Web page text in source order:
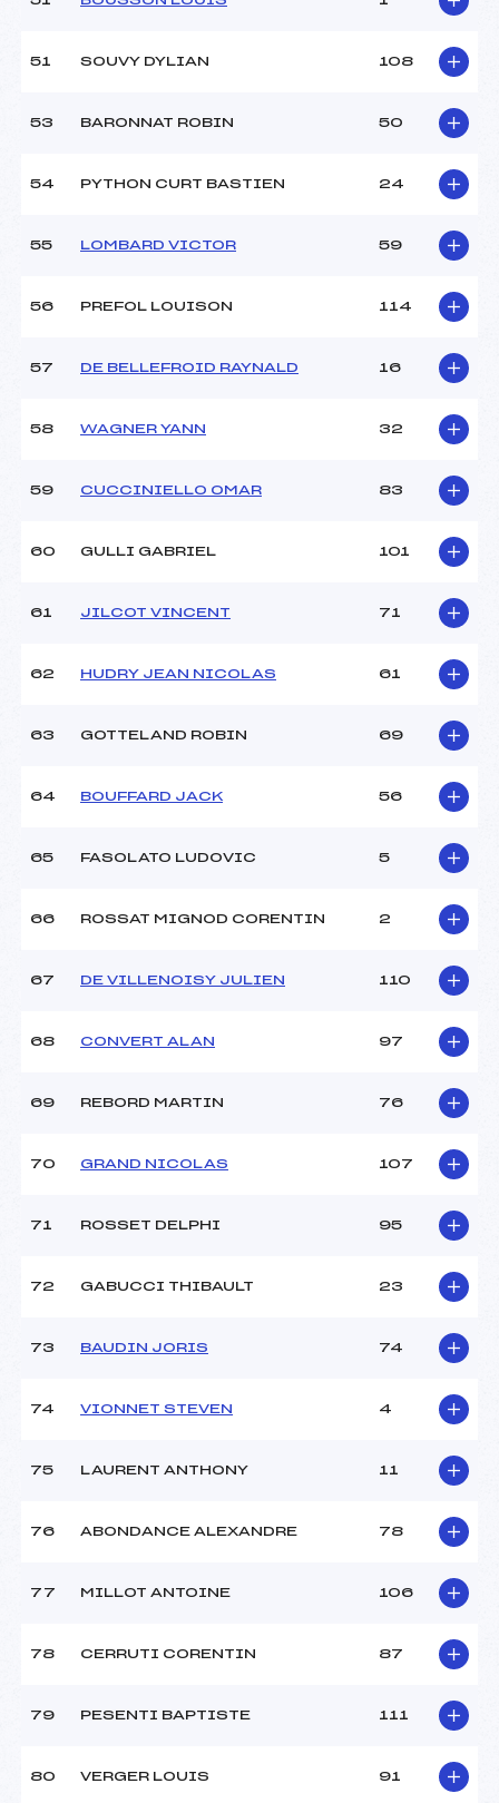
51 SOUVY DYLIAN 108
53 BARONNAT ROBIN 50
54 PYTHON CURT BASTIEN 24
55 LOMBARD VICTOR 59
56 PREFOL LOUISON 114
57 DE BELLEFROID RAYNALD 16
58 WAGNER YANN 32
59 CUCCINIELLO OMAR 83
60 GULLI GABRIEL 101
61 JILCOT VINCENT 71
62 HUDRY JEAN NICOLAS 61
63 GOTTELAND ROBIN 69
64 BOUFFARD JACK 56
65 FASOLATO LUDOVIC 5
66 ROSSAT MIGNOD CORENTIN 2
67 DE VILLENOISY JULIEN 110
68 CONVERT ALAN 97
69 REBORD MARTIN 76
70 GRAND NICOLAS 107
71 ROSSET DELPHI 95
72 GABUCCI THIBAULT 23
73 BAUDIN JORIS 74
74 VIONNET STEVEN 4
75 LAURENT ANTHONY 11
76 ABONDANCE ALEXANDRE 78
77 MILLOT ANTOINE 106
78 CERRUTI CORENTIN 87
79 PESENTI BAPTISTE 111
80 VERGER LOUIS 91